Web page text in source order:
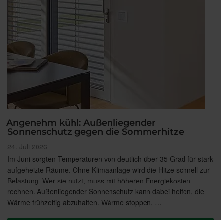
Angenehm kühl: Außenliegender
Sonnenschutz gegen die Sommerhitze
Veröffentlicht
am
24. Juli 2026
Im Juni sorgten Temperaturen von deutlich über 35 Grad für stark
aufgeheizte Räume. Ohne Klimaanlage wird die Hitze schnell zur
Belastung. Wer sie nutzt, muss mit höheren Energiekosten
rechnen. Außenliegender Sonnenschutz kann dabei helfen, die
Wärme frühzeitig abzuhalten. Wärme stoppen, …